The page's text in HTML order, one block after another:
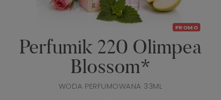
PROMO
Perfumik 220 Olimpea
Blossom*
WODA PERFUMOWANA 33ML